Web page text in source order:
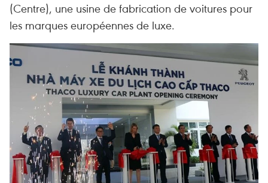
(Centre), une usine de fabrication de voitures pour
les marques européennes de luxe.